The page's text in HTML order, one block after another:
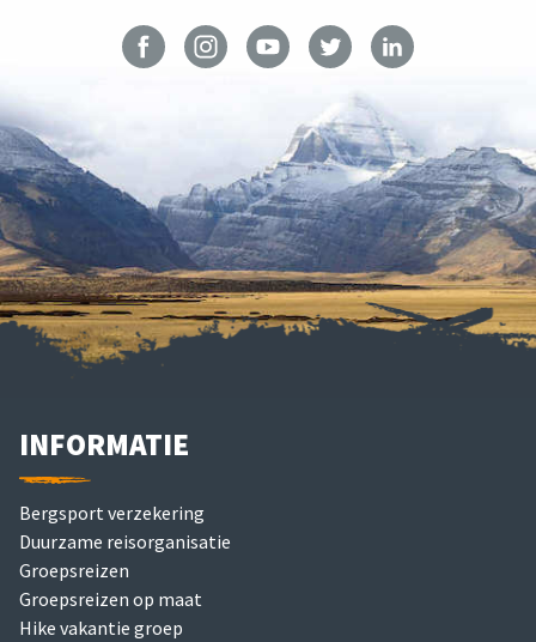
INFORMATIE
Bergsport verzekering
Duurzame reisorganisatie
Groepsreizen
Groepsreizen op maat
Hike vakantie groep